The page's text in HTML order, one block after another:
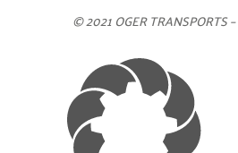
© 2021 OGER TRANSPORTS –